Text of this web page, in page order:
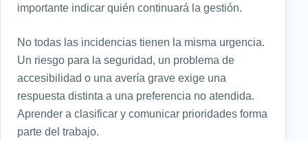
importante indicar quién continuará la gestión.
No todas las incidencias tienen la misma urgencia.
Un riesgo para la seguridad, un problema de
accesibilidad o una avería grave exige una
respuesta distinta a una preferencia no atendida.
Aprender a clasificar y comunicar prioridades forma
parte del trabajo.